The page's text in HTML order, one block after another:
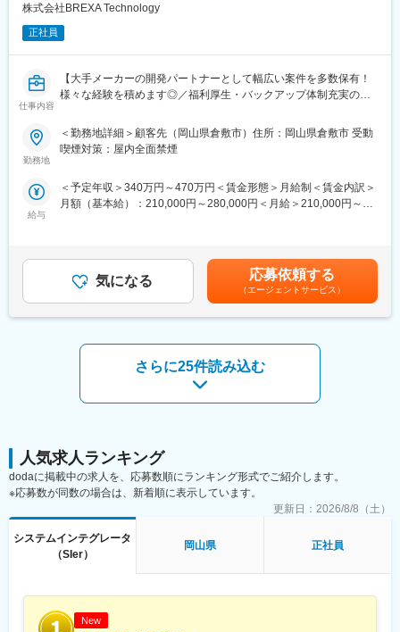
■職場環境・魅力：
◇充実の福利厚生：交通費支給あり、資格取得支援・手当あり、
寮・社宅・住宅手当あり、U・Iターン支援ありなど
■充実した教育制度／入社後のフォロー体制充実：
◇人事育成制度…等級制度の定義と連動したカリキュラム体型の
ことでストレスレベルを把握するとともに必要に応じて関連部署
と連携し環境を改善
株式会社BREXA Technology
正社員
仕事内容
【大手メーカーの開発パートナーとして幅広い案件を多数保有！
様々な経験を積めます◎／福利厚生・バックアップ体制充実の中
群】
■仕事内容：
当します。
活かして、スムーズな工事進行をサポートしていただきます。
勤務地は岡山県倉敷市で、車通勤が必要です。残業は月20時間程
度で、出張はありません。業界大手の化学メーカーで働くチャン
スです。オフィスツールを使用して業務を行いますので、基本的
■職場環境・魅力：
・別途、賞与年2回、時間外手当（1分単位）、各種手当（家族、
赴任等）が支給
交通費支給あり、資格取得支援・手当あり、寮・社宅・住宅手当
あり、U・Iターン支援ありなど
■充実した教育制度／入社後のフォロー体制充実：
◇人事育成制度…等級制度の定義と連動したカリキュラム体型の
◇キャリアサポート制度…定期的にカジュアル形式な面談を行う
ことでストレスレベルを把握するとともに必要に応じて関連部署
と連携し環境を改善。
感を高め、自立できる人財を育成できる制度。
勤務地
＜勤務地詳細＞顧客先（岡山県倉敷市）住所：岡山県倉敷市 受動
喫煙対策：屋内全面禁煙
給与
＜予定年収＞340万円～470万円＜賃金形態＞月給制＜賃金内訳＞
月額（基本給）：210,000円～280,000円＜月給＞210,000円～
給 賃金はあくまでも目安の金額であり、選考を通じて上下する
可能性があります。月給(月額)は固定手当を含めた表記です。
気になる 応募依頼する
（エージェントサービス）
さらに25件読み込む
人気求人ランキング
dodaに掲載中の求人を、応募数順にランキング形式でご紹介します。
※応募数が同数の場合は、新着順に表示しています。
更新日： 2026/8/8（土）
システムインテグレータ
（SIer）
岡山県 正社員
New